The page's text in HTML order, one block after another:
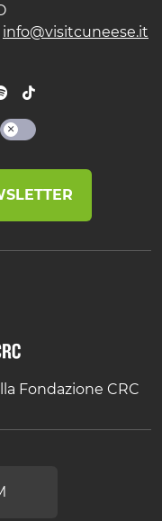
info@visitcuneese.it
Fondazione CRC